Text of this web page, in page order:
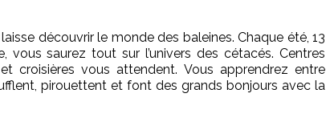
découvrir le monde des baleines. Chaque été, 13
vous saurez tout sur l’univers des cétacés. Centres
et croisières vous attendent. Vous apprendrez entre
pirouettent et font des grands bonjours avec la